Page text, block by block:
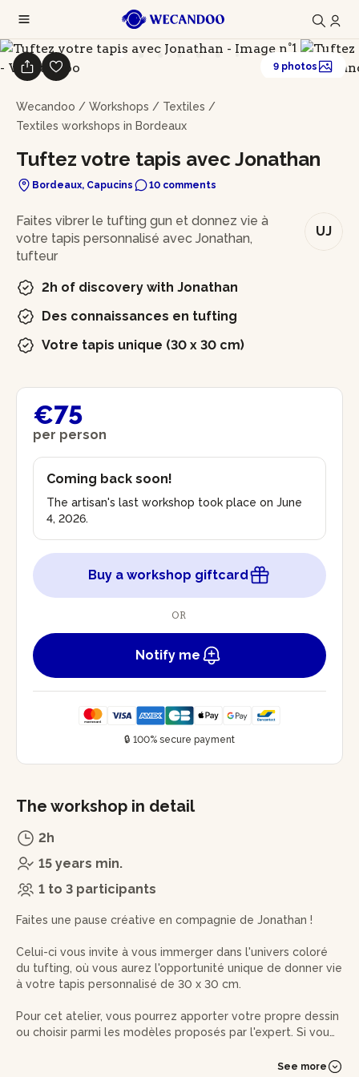
Wecandoo / Workshops / Textiles /
Textiles workshops in Bordeaux
Tuftez votre tapis avec Jonathan
Bordeaux, Capucins 10 comments
9 photos
In brief
UJ
Faites vibrer le tufting gun et donnez vie à
votre tapis personnalisé avec Jonathan,
tufteur
2h of discovery with Jonathan
Des connaissances en tufting
Votre tapis unique (30 x 30 cm)
€75
per person
Coming back soon!
The artisan's last workshop took place on June
4, 2026.
Buy a workshop giftcard
OR
Notify me
🔒 100% secure payment
The workshop in detail
2h
15 years min.
1 to 3 participants
Faites une pause créative en compagnie de Jonathan !
Celui-ci vous invite à vous immerger dans l'univers coloré
du tufting, où vous aurez l'opportunité unique de donner vie
à votre tapis personnalisé de 30 x 30 cm.
Pour cet atelier, vous pourrez apporter votre propre dessin
ou choisir parmi les modèles proposés par l'expert. Si vous
See more